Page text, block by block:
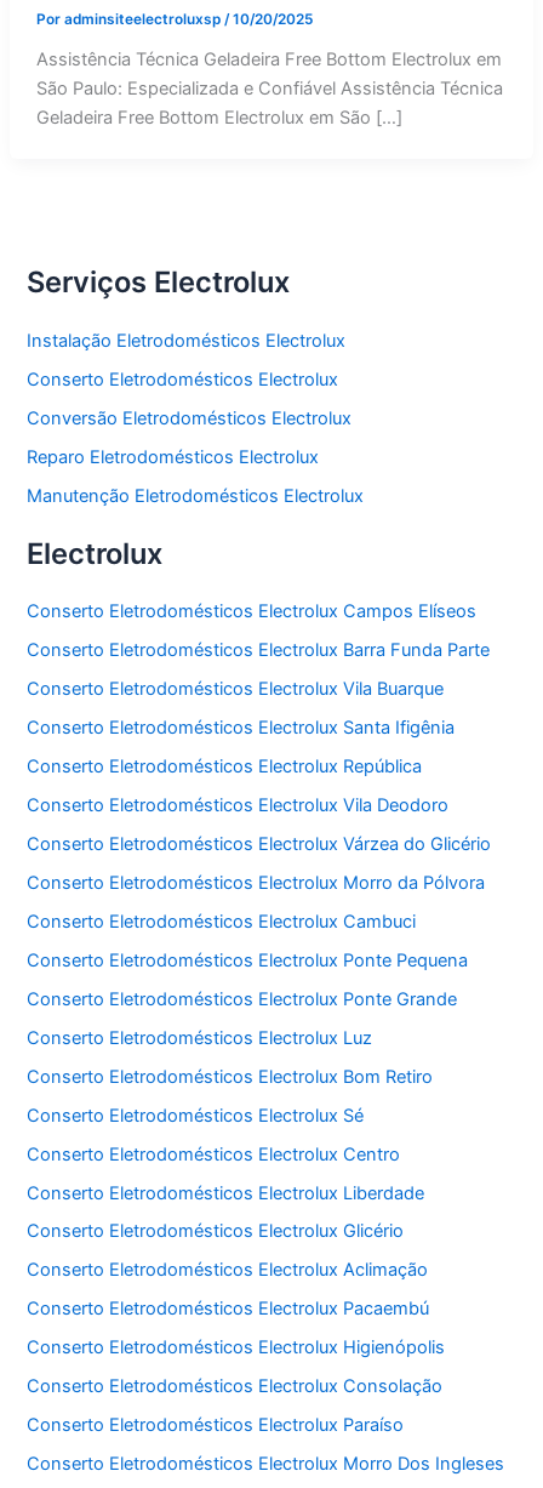
Por adminsiteelectroluxsp /10/20/2025
Assistência Técnica Geladeira Free Bottom Electrolux em
São Paulo: Especializada e Confiável Assistência Técnica
Geladeira Free Bottom Electrolux em São […]
Serviços Electrolux
Instalação Eletrodomésticos Electrolux
Conserto Eletrodomésticos Electrolux
Conversão Eletrodomésticos Electrolux
Reparo Eletrodomésticos Electrolux
Manutenção Eletrodomésticos Electrolux
Electrolux
Conserto Eletrodomésticos Electrolux Campos Elíseos
Conserto Eletrodomésticos Electrolux Barra Funda Parte
Conserto Eletrodomésticos Electrolux Vila Buarque
Conserto Eletrodomésticos Electrolux Santa Ifigênia
Conserto Eletrodomésticos Electrolux República
Conserto Eletrodomésticos Electrolux Vila Deodoro
Conserto Eletrodomésticos Electrolux Várzea do Glicério
Conserto Eletrodomésticos Electrolux Morro da Pólvora
Conserto Eletrodomésticos Electrolux Cambuci
Conserto Eletrodomésticos Electrolux Ponte Pequena
Conserto Eletrodomésticos Electrolux Ponte Grande
Conserto Eletrodomésticos Electrolux Luz
Conserto Eletrodomésticos Electrolux Bom Retiro
Conserto Eletrodomésticos Electrolux Sé
Conserto Eletrodomésticos Electrolux Centro
Conserto Eletrodomésticos Electrolux Liberdade
Conserto Eletrodomésticos Electrolux Glicério
Conserto Eletrodomésticos Electrolux Aclimação
Conserto Eletrodomésticos Electrolux Pacaembú
Conserto Eletrodomésticos Electrolux Higienópolis
Conserto Eletrodomésticos Electrolux Consolação
Conserto Eletrodomésticos Electrolux Paraíso
Conserto Eletrodomésticos Electrolux Morro Dos Ingleses